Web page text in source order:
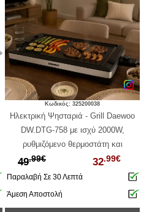
Κωδικός: 325200038
Ηλεκτρική Ψησταριά - Grill Daewoo
DW.DTG-758 με ισχύ 2000W,
ρυθμιζόμενο θερμοστάτη και
επιφάνεια ψησίματος 37.5x25cm
49.99€ 32.99€
Παραλαβή Σε 30 Λεπτά
Άμεση Αποστολή